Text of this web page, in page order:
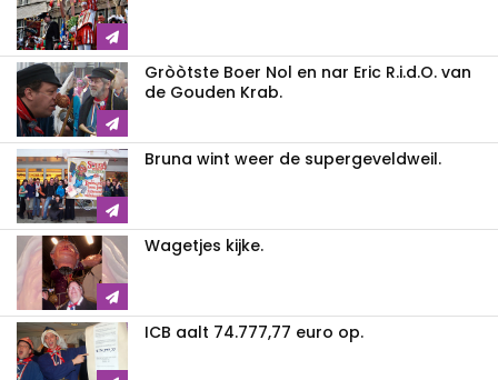
Gròòtste Boer Nol en nar Eric R.i.d.O. van
de Gouden Krab.
Bruna wint weer de supergeveldweil.
Wagetjes kijke.
ICB aalt 74.777,77 euro op.